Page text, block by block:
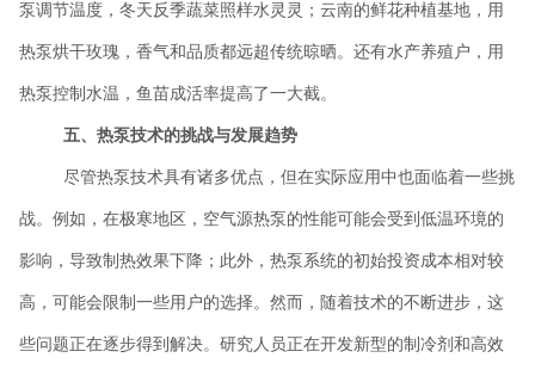
泵调节温度，冬天反季蔬菜照样水灵灵；云南的鲜花种植基地，用
热泵烘干玫瑰，香气和品质都远超传统晾晒。还有水产养殖户，用
热泵控制水温，鱼苗成活率提高了一大截。
五、热泵技术的挑战与发展趋势
尽管热泵技术具有诸多优点，但在实际应用中也面临着一些挑
战。例如，在极寒地区，空气源热泵的性能可能会受到低温环境的
影响，导致制热效果下降；此外，热泵系统的初始投资成本相对较
高，可能会限制一些用户的选择。然而，随着技术的不断进步，这
些问题正在逐步得到解决。研究人员正在开发新型的制冷剂和高效